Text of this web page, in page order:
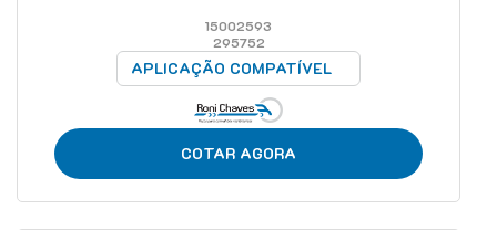
15002593
295752
APLICAÇÃO COMPATÍVEL
COTAR AGORA